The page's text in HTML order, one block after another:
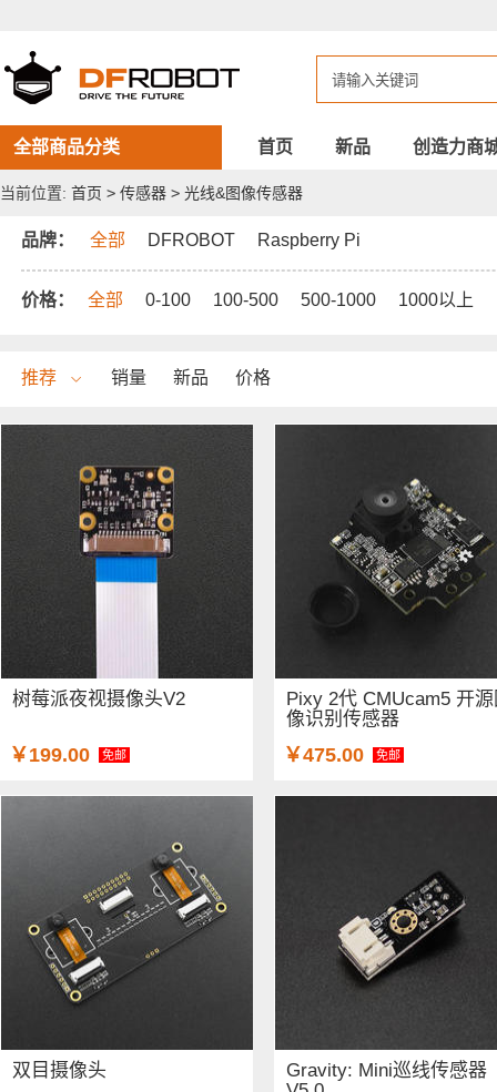
&
图
像
传
感
器
全部商品分类 首页 新品 创造力商
当前位置: 首页 > 传感器 > 光线&图像传感器
品牌： 全部 DFROBOT Raspberry Pi
价格： 全部 0-100 100-500 500-1000 1000以上
推荐 销量 新品 价格
树莓派夜视摄像头V2
￥199.00 免邮
Pixy 2代 CMUcam5 开
像识别传感器
￥475.00 免邮
双目摄像头
Gravity: Mini巡线传感器